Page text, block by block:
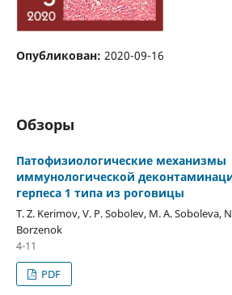
Опубликован: 2020-09-16
Обзоры
Патофизиологические механизмы
иммунологической
герпеса 1 типа из роговицы
T. Z. Kerimov, V. P. Sobolev, M. A. Soboleva,
Borzenok
4-11
PDF